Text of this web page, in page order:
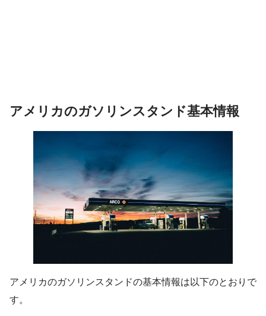
アメリカのガソリンスタンド基本情報
アメリカのガソリンスタンドの基本情報は以下のとおりで
す。